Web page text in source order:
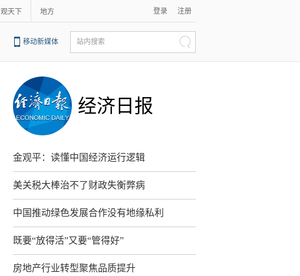
观天下 地方 登录 注册
移动新媒体 站内搜索
经济日报
金观平：读懂中国经济运行逻辑
美关税大棒治不了财政失衡弊病
中国推动绿色发展合作没有地缘私利
既要“放得活”又要“管得好”
房地产行业转型聚焦品质提升